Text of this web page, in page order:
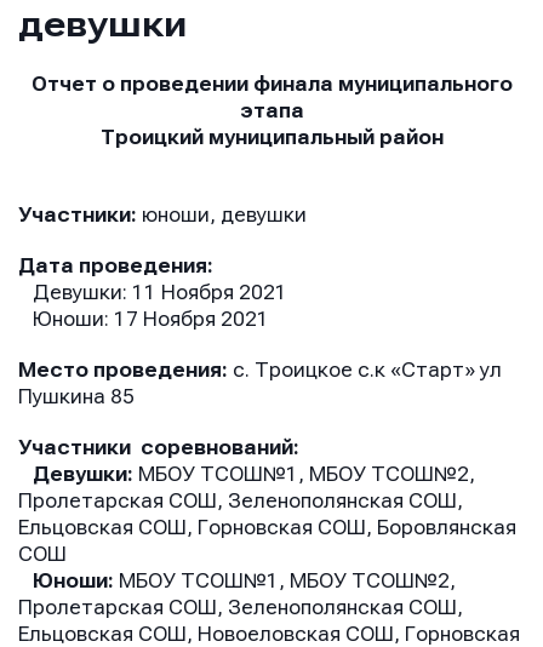
девушки
Отчет о проведении финала муниципального
этапа
Троицкий муниципальный район
Участники: юноши, девушки
Дата проведения:
Девушки: 11 Ноября 2021
Юноши: 17 Ноября 2021
Место проведения: с. Троицкое с.к «Старт» ул
Пушкина 85
Участники соревнований:
Девушки: МБОУ ТСОШ№1, МБОУ ТСОШ№2,
Пролетарская СОШ, Зеленополянская СОШ,
Ельцовская СОШ, Горновская СОШ, Боровлянская
СОШ
Юноши: МБОУ ТСОШ№1, МБОУ ТСОШ№2,
Пролетарская СОШ, Зеленополянская СОШ,
Ельцовская СОШ, Новоеловская СОШ, Горновская